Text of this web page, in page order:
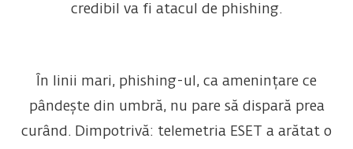
credibil va fi atacul de phishing.
În linii mari, phishing-ul, ca amenințare ce
pândește din umbră, nu pare să dispară prea
curând. Dimpotrivă: telemetria ESET a arătat o